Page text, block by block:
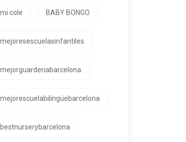
mi cole BABY BONGO
mejoresescuelasinfantiles
mejorguarderiabarcelona
mejorescuelabilingüebarcelona
bestnurserybarcelona